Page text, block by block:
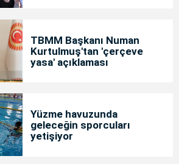
TBMM Başkanı Numan
Kurtulmuş'tan 'çerçeve
yasa' açıklaması
Yüzme havuzunda
geleceğin sporcuları
yetişiyor